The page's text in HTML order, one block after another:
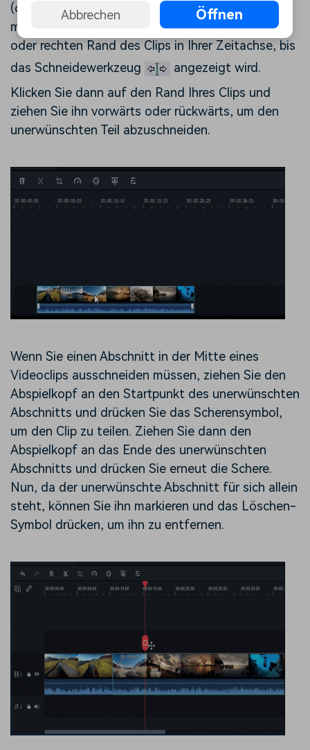
(oder eines anderen Medienstücks) schneiden
müssen, bewegen Sie die Maus über den linken
oder rechten Rand des Clips in Ihrer Zeitachse, bis
das Schneidewerkzeug
angezeigt wird.
Klicken Sie dann auf den Rand Ihres Clips und
ziehen Sie ihn vorwärts oder rückwärts, um den
unerwünschten Teil abzuschneiden.
Wenn Sie einen Abschnitt in der Mitte eines
Videoclips ausschneiden müssen, ziehen Sie den
Abspielkopf an den Startpunkt des unerwünschten
Abschnitts und drücken Sie das Scherensymbol,
um den Clip zu teilen. Ziehen Sie dann den
Abspielkopf an das Ende des unerwünschten
Abschnitts und drücken Sie erneut die Schere.
Nun, da der unerwünschte Abschnitt für sich allein
steht, können Sie ihn markieren und das Löschen-
Symbol drücken, um ihn zu entfernen.
Abbrechen Öffnen